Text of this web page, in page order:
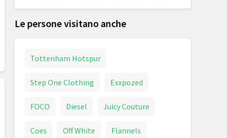
Le persone visitano anche
Tottenham Hotspur
Step One Clothing Exxpozed
FOCO Diesel Juicy Couture
Coes Off White Flannels